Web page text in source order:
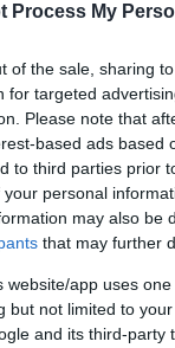
Process My
of the sale, sharing
for targeted
Please note that
based ads based
to third parties prior
personal
may also be
that may further
website/app uses
but not limited to
and its third-